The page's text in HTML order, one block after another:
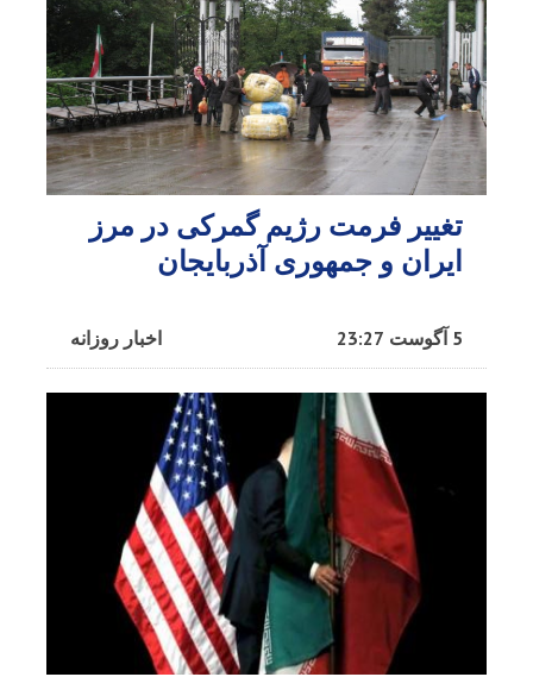
تغییر فرمت رژیم گمرکی در مرز
ایران و جمهوری آذربایجان
اخبار روزانه 5 آگوست 23:27